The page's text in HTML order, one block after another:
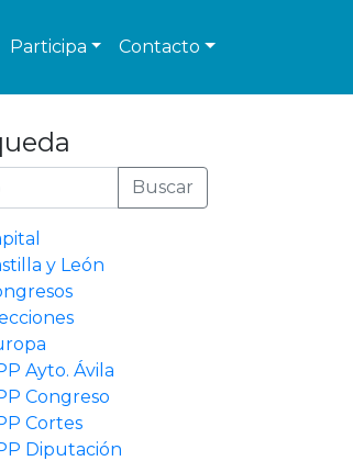
Participa Contacto
Buscar
y León
Ayto. Ávila
Congreso
Cortes
Diputación